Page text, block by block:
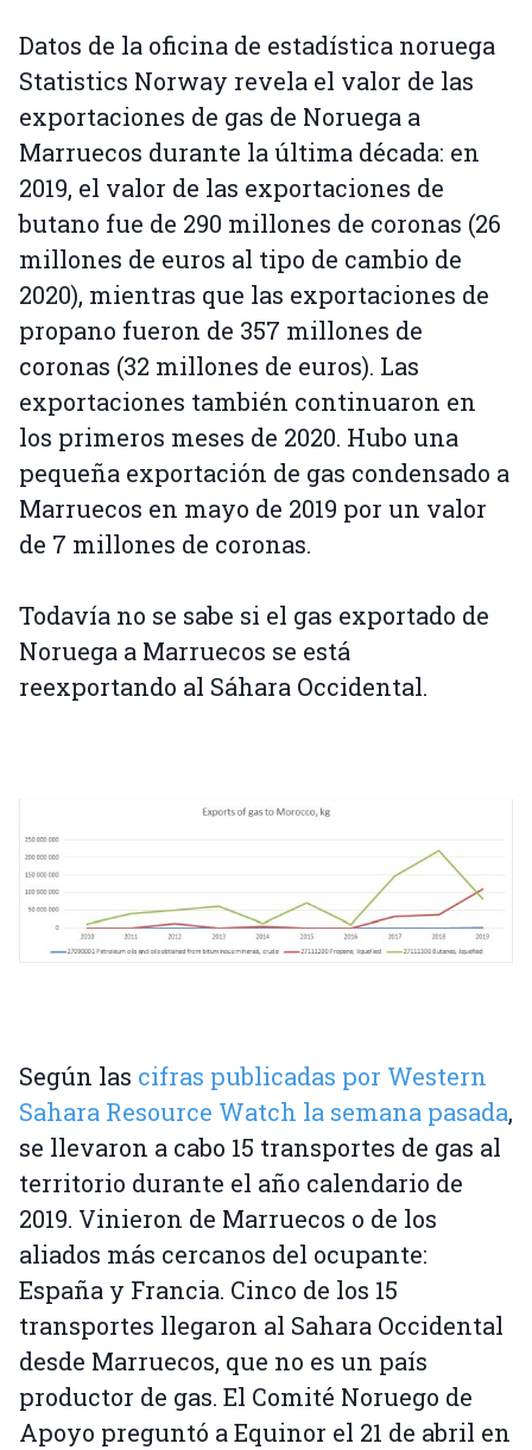
Datos de la oficina de estadística noruega
Statistics Norway revela el valor de las
exportaciones de gas de Noruega a
Marruecos durante la última década: en
2019, el valor de las exportaciones de
butano fue de 290 millones de coronas (26
millones de euros al tipo de cambio de
2020), mientras que las exportaciones de
propano fueron de 357 millones de
coronas (32 millones de euros). Las
exportaciones también continuaron en
los primeros meses de 2020. Hubo una
pequeña exportación de gas condensado a
Marruecos en mayo de 2019 por un valor
de 7 millones de coronas.
Todavía no se sabe si el gas exportado de
Noruega a Marruecos se está
reexportando al Sáhara Occidental.
Según las cifras publicadas por Western
Sahara Resource Watch la semana pasada,
se llevaron a cabo 15 transportes de gas al
territorio durante el año calendario de
2019. Vinieron de Marruecos o de los
aliados más cercanos del ocupante:
España y Francia. Cinco de los 15
transportes llegaron al Sahara Occidental
desde Marruecos, que no es un país
productor de gas. El Comité Noruego de
Apoyo preguntó a Equinor el 21 de abril en